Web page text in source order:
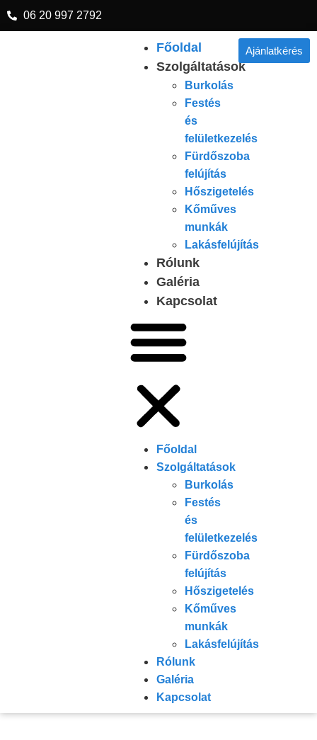
06 20 997 2792
Főoldal
Szolgáltatások
Burkolás
Festés
és
felületkezelés
Fürdőszoba
felújítás
Hőszigetelés
Kőműves
munkák
Lakásfelújítás
Rólunk
Galéria
Kapcsolat
Főoldal
Szolgáltatások
Burkolás
Festés
és
felületkezelés
Fürdőszoba
felújítás
Hőszigetelés
Kőműves
munkák
Lakásfelújítás
Rólunk
Galéria
Kapcsolat
Ajánlatkérés